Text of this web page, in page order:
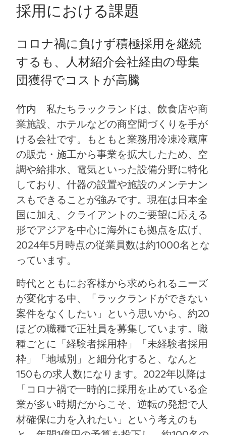
採用における課題
コロナ禍に負けず積極採用を継続
するも、人材紹介会社経由の母集
団獲得でコストが高騰
竹内 私たちラックランドは、飲食店や商
業施設、ホテルなどの商空間づくりを手が
ける会社です。もともと業務用冷凍冷蔵庫
の販売・施工から事業を拡大したため、空
調や給排水、電気といった設備分野に特化
しており、什器の設置や施設のメンテナン
スもできることが強みです。現在は日本全
国に加え、クライアントのご要望に応える
形でアジアを中心に海外にも拠点を広げ、
2024年5月時点の従業員数は約1000名とな
っています。
時代とともにお客様から求められるニーズ
が変化する中、「ラックランドができない
案件をなくしたい」という思いから、約20
ほどの職種で正社員を募集しています。職
種ごとに「経験者採用枠」「未経験者採用
枠」「地域別」と細分化すると、なんと
150もの求人数になります。2022年以降は
「コロナ禍で一時的に採用を止めている企
業が多い時期だからこそ、逆転の発想で人
材確保に力を入れたい」という考えのも